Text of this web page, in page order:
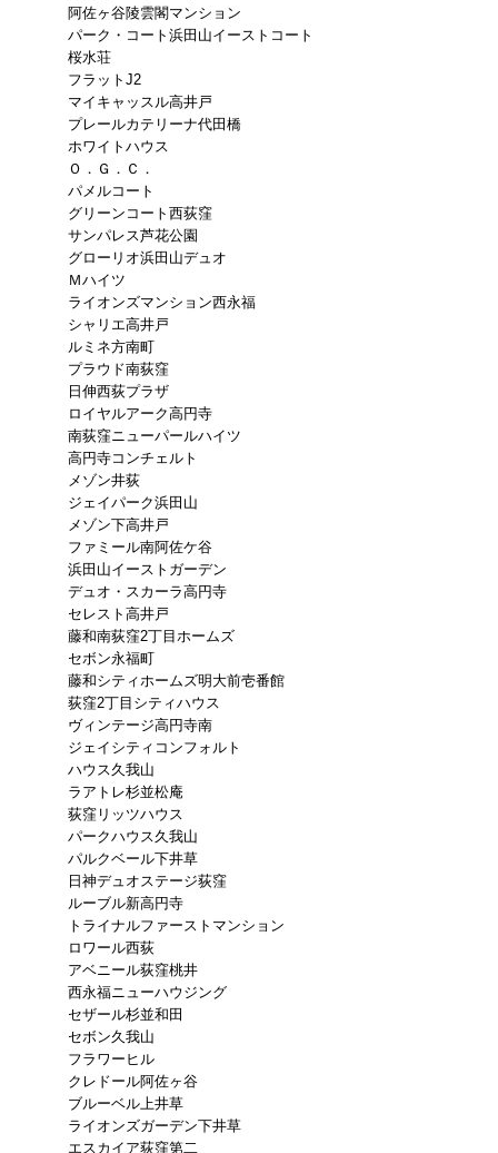
阿佐ヶ谷陵雲閣マンション
パーク・コート浜田山イーストコート
桜水荘
フラットJ2
マイキャッスル高井戸
プレールカテリーナ代田橋
ホワイトハウス
Ｏ．Ｇ．Ｃ．
パメルコート
グリーンコート西荻窪
サンパレス芦花公園
グローリオ浜田山デュオ
Ｍハイツ
ライオンズマンション西永福
シャリエ高井戸
ルミネ方南町
プラウド南荻窪
日伸西荻プラザ
ロイヤルアーク高円寺
南荻窪ニューパールハイツ
高円寺コンチェルト
メゾン井荻
ジェイパーク浜田山
メゾン下高井戸
ファミール南阿佐ケ谷
浜田山イーストガーデン
デュオ・スカーラ高円寺
セレスト高井戸
藤和南荻窪2丁目ホームズ
セボン永福町
藤和シティホームズ明大前壱番館
荻窪2丁目シティハウス
ヴィンテージ高円寺南
ジェイシティコンフォルト
ハウス久我山
ラアトレ杉並松庵
荻窪リッツハウス
パークハウス久我山
パルクベール下井草
日神デュオステージ荻窪
ルーブル新高円寺
トライナルファーストマンション
ロワール西荻
アベニール荻窪桃井
西永福ニューハウジング
セザール杉並和田
セボン久我山
フラワーヒル
クレドール阿佐ヶ谷
ブルーベル上井草
ライオンズガーデン下井草
エスカイア荻窪第二